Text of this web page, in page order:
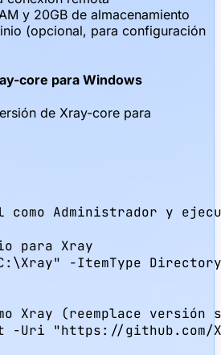
y 20GB de almacenamiento
(opcional, para configuración
core para Windows
de Xray-core para
como Administrador y
para Xray
-ItemType Directory
Xray (reemplace versión
-Uri "https://